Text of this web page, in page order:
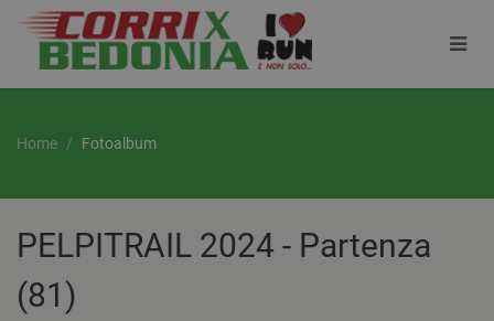
Home Fotoalbum
PELPITRAIL 2024 - Partenza
(81)